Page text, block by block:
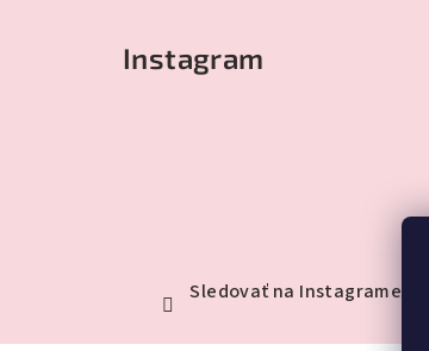
Instagram
Sledovať na Instagrame